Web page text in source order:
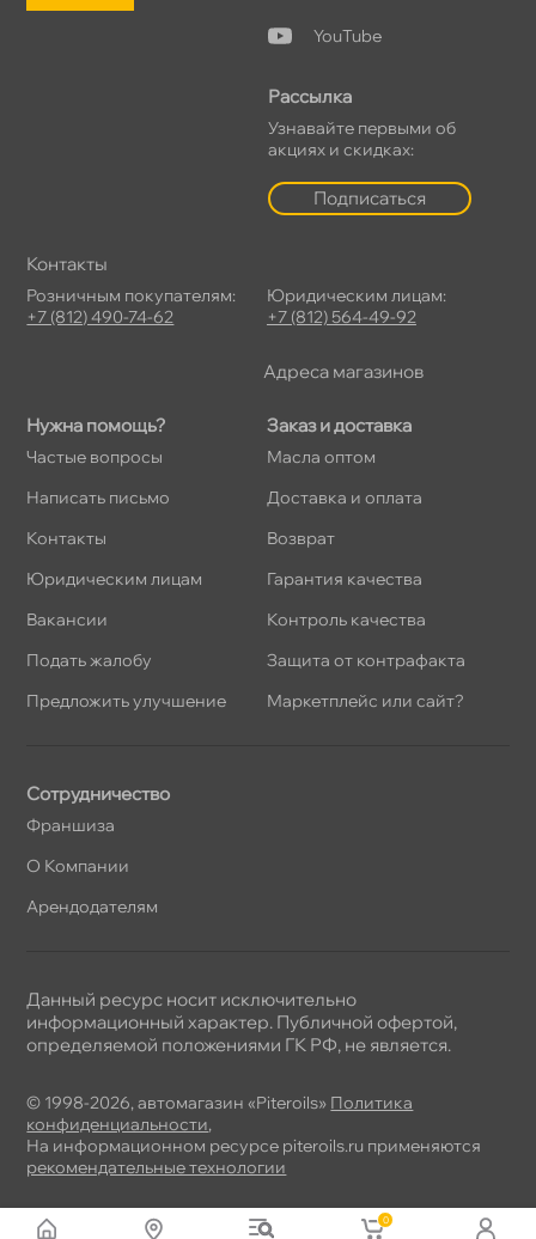
Нужна помощь?
Частые вопросы
Написать письмо
Контакты
Юридическим лицам
акансии
Подать жалобу
Предложить улучшение
Заказ и доставка
Масла оптом
Доставка и оплата
озврат
Гарантия качества
Контроль качества
Защита от контрафакта
Маркетплейс или сайт?
YouTube
Рассылка
Узнавайте первыми о
акциях и скидках:
Подписаться
Сотрудничество
Франшиза
О Компании
Арендодателям
Контакты
Розничным покупателям:
+7 (812) 490-74-62
Юридическим лицам:
+7 (812) 564-49-92
Адреса магазино
© 1998-2026, автомагазин «Piteroils» Политика
конфиденциальности,
На информационном ресурсе piteroils.ru применяются
рекомендательные технологии
Данный ресурс носит исключительно
информационный характер. Публичной офертой,
определяемой положениями ГК РФ, не является.
0